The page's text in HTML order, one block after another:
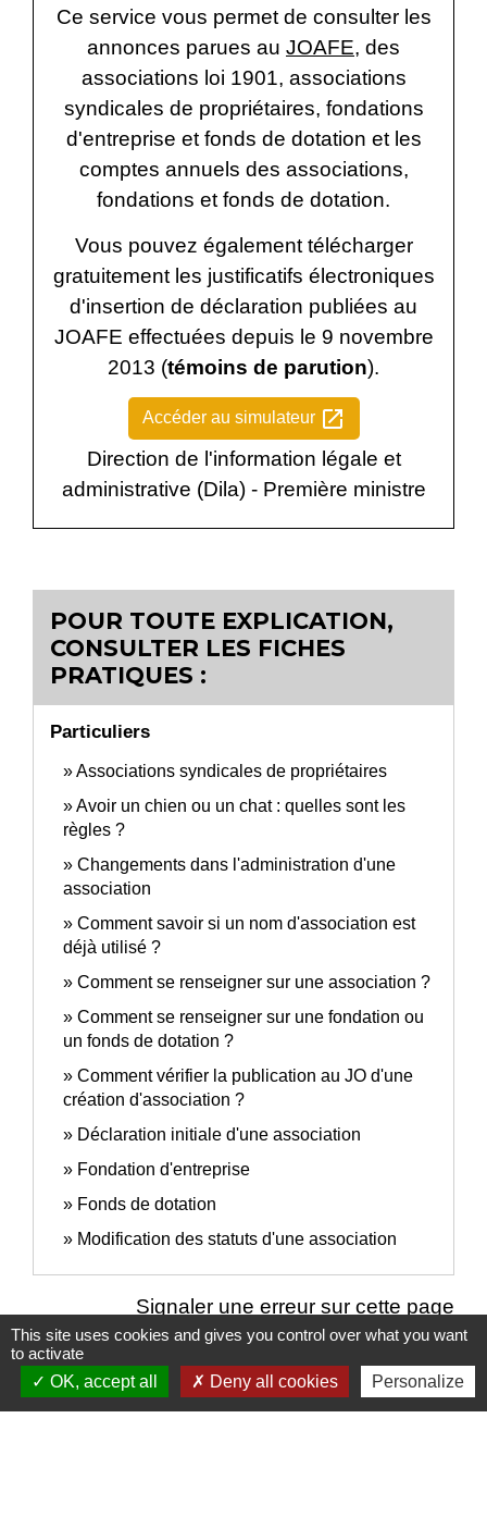
Ce service vous permet de consulter les
annonces parues au JOAFE, des
associations loi 1901, associations
syndicales de propriétaires, fondations
d'entreprise et fonds de dotation et les
comptes annuels des associations,
fondations et fonds de dotation.
Vous pouvez également télécharger
gratuitement les justificatifs électroniques
d'insertion de déclaration publiées au
JOAFE effectuées depuis le 9 novembre
2013 (témoins de parution).
Accéder au simulateur open_in_new
Direction de l'information légale et
administrative (Dila) - Première ministre
POUR TOUTE EXPLICATION,
CONSULTER LES FICHES
PRATIQUES :
Particuliers
Associations syndicales de propriétaires
Avoir un chien ou un chat : quelles sont les
règles ?
Changements dans l'administration d'une
association
Comment savoir si un nom d'association est
déjà utilisé ?
Comment se renseigner sur une association ?
Comment se renseigner sur une fondation ou
un fonds de dotation ?
Comment vérifier la publication au JO d'une
création d'association ?
Déclaration initiale d'une association
Fondation d'entreprise
Fonds de dotation
Modification des statuts d'une association
Signaler une erreur sur cette page
This site uses cookies and gives you control over what you want
to activate
OK, accept all
Deny all cookies Personalize